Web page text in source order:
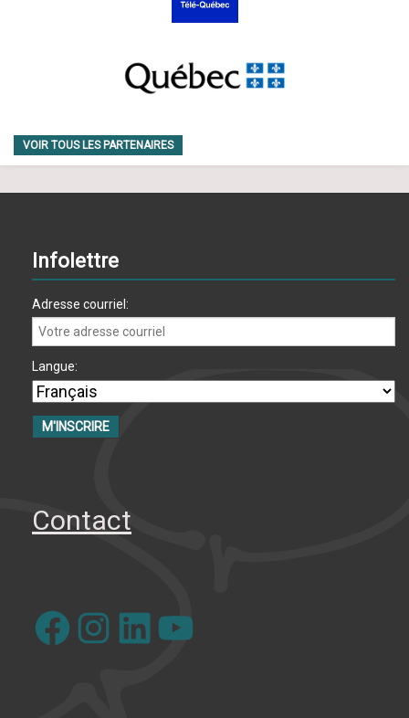
VOIR TOUS LES PARTENAIRES
Infolettre
Adresse courriel:
Langue:
Contact
FacebookInstagramLinkedIn YouTube